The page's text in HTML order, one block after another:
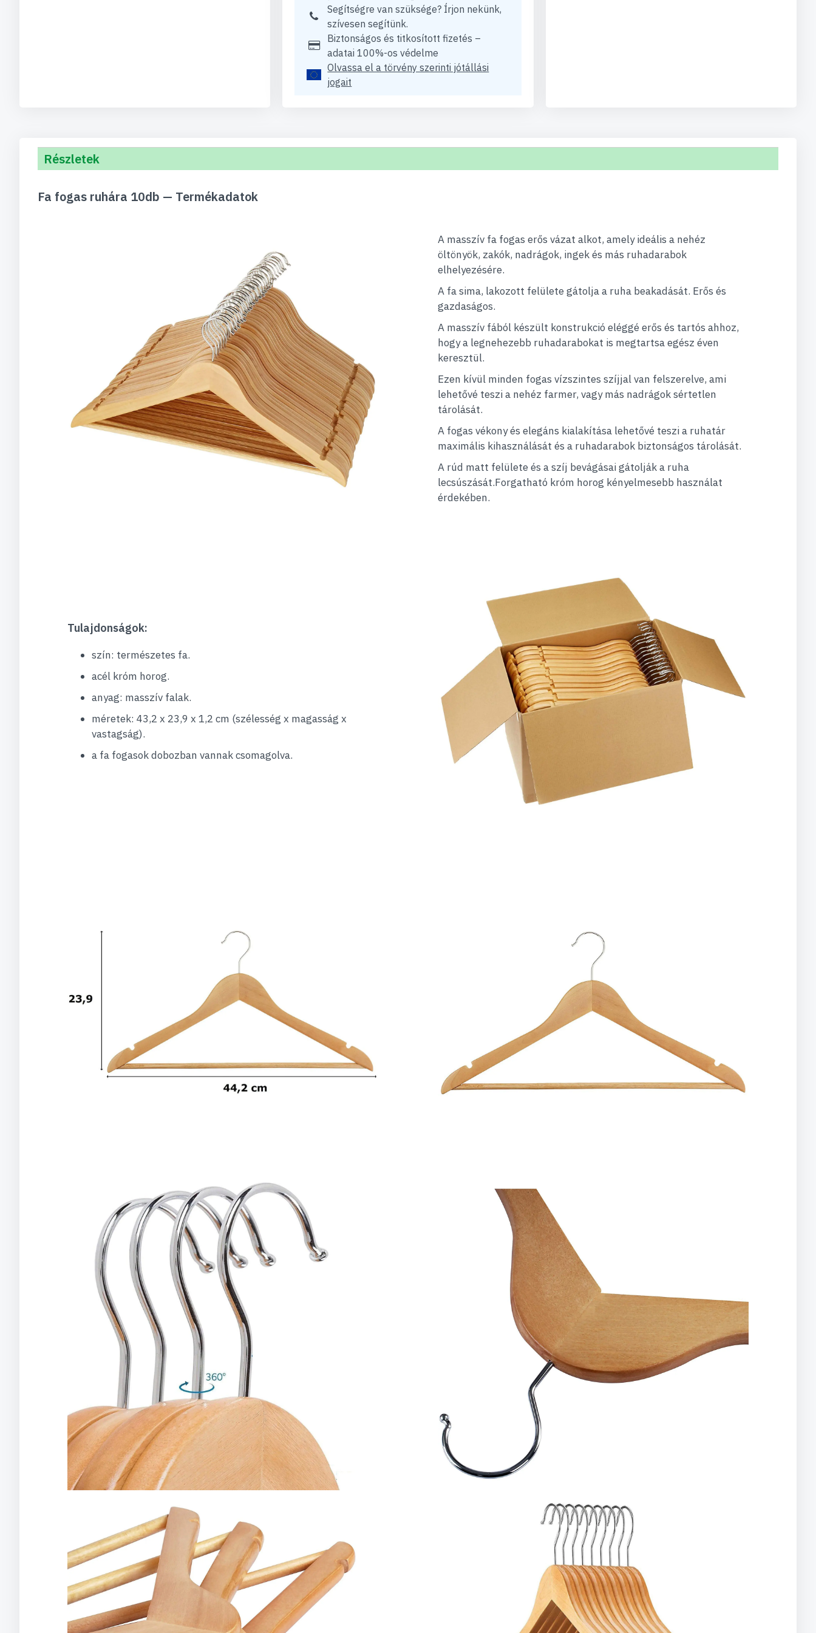
Segítségre van szüksége? Írjon nekünk,
szívesen segítünk.
Biztonságos és titkosított fizetés –
adatai 100%-os védelme
Olvassa el a törvény szerinti jótállási
jogait
Részletek
Fa fogas ruhára 10db — Termékadatok
A masszív fa fogas erős vázat alkot, amely ideális a nehéz
öltönyök, zakók, nadrágok, ingek és más ruhadarabok
elhelyezésére.
A fa sima, lakozott felülete gátolja a ruha beakadását. Erős és
gazdaságos.
A masszív fából készült konstrukció eléggé erős és tartós ahhoz,
hogy a legnehezebb ruhadarabokat is megtartsa egész éven
keresztül.
Ezen kívül minden fogas vízszintes szíjjal van felszerelve, ami
lehetővé teszi a nehéz farmer, vagy más nadrágok sértetlen
tárolását.
A fogas vékony és elegáns kialakítása lehetővé teszi a ruhatár
maximális kihasználását és a ruhadarabok biztonságos tárolását.
A rúd matt felülete és a szíj bevágásai gátolják a ruha
lecsúszását.Forgatható króm horog kényelmesebb használat
érdekében.
Tulajdonságok:
szín: természetes fa.
acél króm horog.
anyag: masszív falak.
méretek: 43,2 x 23,9 x 1,2 cm (szélesség x magasság x
vastagság).
a fa fogasok dobozban vannak csomagolva.